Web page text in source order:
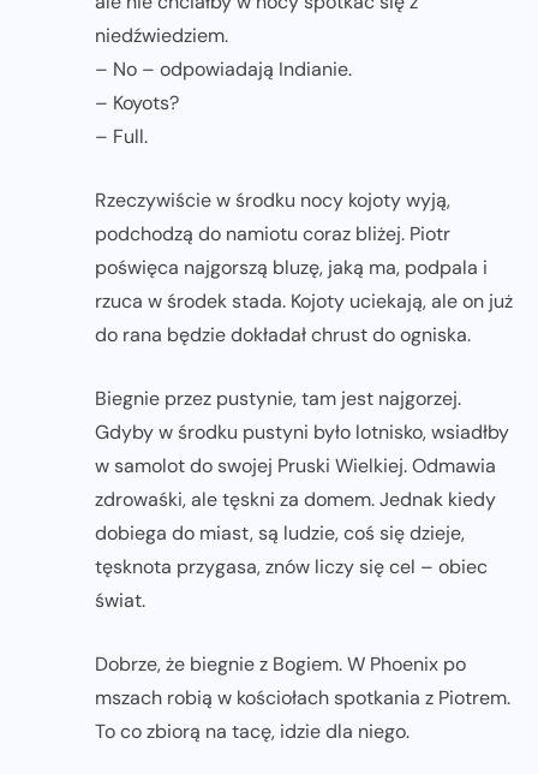
niedźwiedziem.
– No – odpowiadają Indianie.
– Koyots?
– Full.
Rzeczywiście w środku nocy kojoty wyją,
podchodzą do namiotu coraz bliżej. Piotr
poświęca najgorszą bluzę, jaką ma, podpala i
rzuca w środek stada. Kojoty uciekają, ale on już
do rana będzie dokładał chrust do ogniska.
Biegnie przez pustynie, tam jest najgorzej.
Gdyby w środku pustyni było lotnisko, wsiadłby
w samolot do swojej Pruski Wielkiej. Odmawia
zdrowaśki, ale tęskni za domem. Jednak kiedy
dobiega do miast, są ludzie, coś się dzieje,
tęsknota przygasa, znów liczy się cel – obiec
świat.
Dobrze, że biegnie z Bogiem. W Phoenix po
mszach robią w kościołach spotkania z Piotrem.
To co zbiorą na tacę, idzie dla niego.